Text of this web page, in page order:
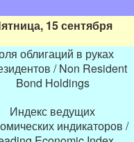
15 сентября
облигаций в руках
/ Non Resident
Bond Holdings
Индекс ведущих
индикаторов /